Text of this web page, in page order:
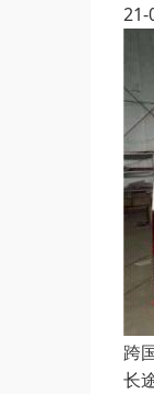
21-
跨
长